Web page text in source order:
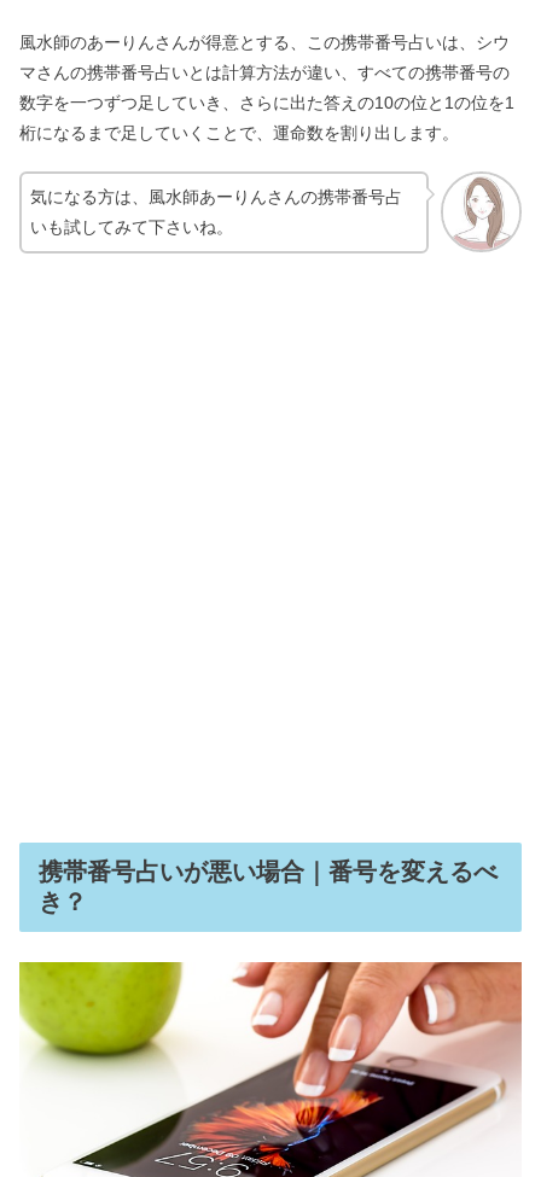
風水師のあーりんさんが得意とする、この携帯番号占いは、シウ
マさんの携帯番号占いとは計算方法が違い、すべての携帯番号の
数字を一つずつ足していき、さらに出た答えの10の位と1の位を1
桁になるまで足していくことで、運命数を割り出します。
気になる方は、風水師あーりんさんの携帯番号占
いも試してみて下さいね。
携帯番号占いが悪い場合｜番号を変えるべ
き？